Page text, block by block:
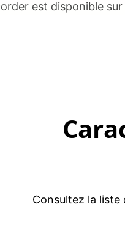
est disponible
Consultez la